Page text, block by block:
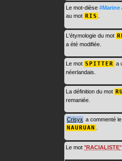
Le mot-dièse #Marine
au mot RIS
L'étymologie du mot
a été modifiée.
Le mot SPITTER a
néerlandais.
La définition du mot
remaniée.
Crisyx a commenté
NAURUAN
Le mot RACIALISTE